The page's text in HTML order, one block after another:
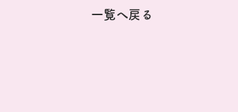
一覧へ戻る